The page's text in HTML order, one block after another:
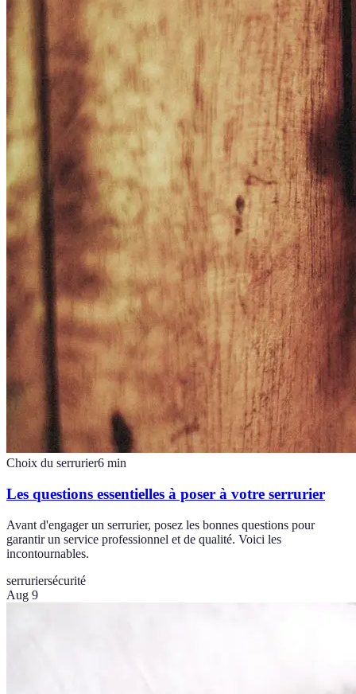
Choix du serrurier6 min
Les questions essentielles à poser à votre serrurier
Avant d'engager un serrurier, posez les bonnes questions pour
garantir un service professionnel et de qualité. Voici les
incontournables.
serruriersécurité
Aug 9